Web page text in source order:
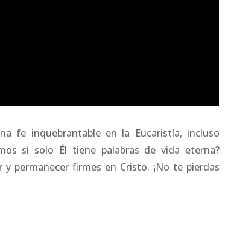
fe inquebrantable en la Eucaristía, incluso
si solo Él tiene palabras de vida eterna?
permanecer firmes en Cristo. ¡No te pierdas